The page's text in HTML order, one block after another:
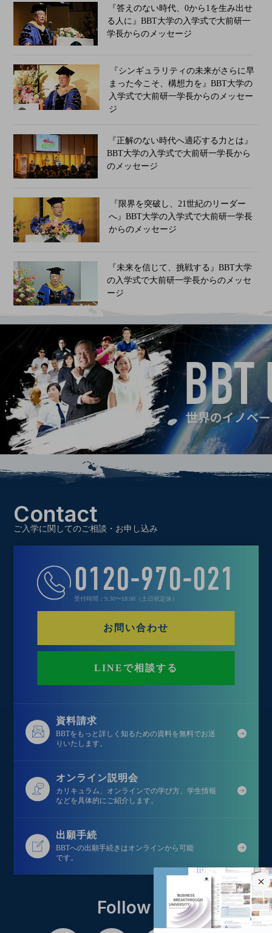
『答えのない時代、0から1を生み出せ
る人に』BBT大学の入学式で大前研一
学長からのメッセージ
『シンギュラリティの未来がさらに早
まった今こそ、構想力を』BBT大学の
入学式で大前研一学長からのメッセー
ジ
『正解のない時代へ適応する力とは』
BBT大学の入学式で大前研一学長から
のメッセージ
『限界を突破し、21世紀のリーダー
へ』BBT大学の入学式で大前研一学長
からのメッセージ
『未来を信じて、挑戦する』BBT大学
の入学式で大前研一学長からのメッセ
ージ
Contact
ご入学に関してのご相談・お申し込み
0120-970-021
受付時間：9:30〜18:00（土日祝定休）
お問い合わせ
LINEで相談する
資料請求
BBTをもっと詳しく知るための資料を無料でお送
りいたします。
オンライン説明会
カリキュラム、オンラインでの学び方、学生情報
などを具体的にご紹介します。
出願手続
BBTへの出願手続きはオンラインから可能
です。
Follow us